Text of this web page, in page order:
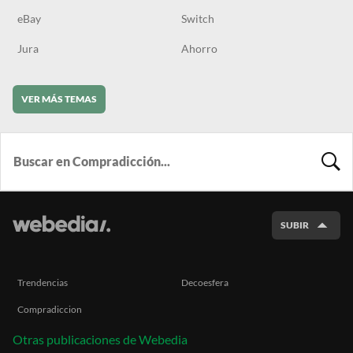
eBay Switch
Jura Ahorro
VER MÁS TEMAS
SUBIR
Trendencias Decoesfera
Compradiccion
Otras publicaciones de Webedia